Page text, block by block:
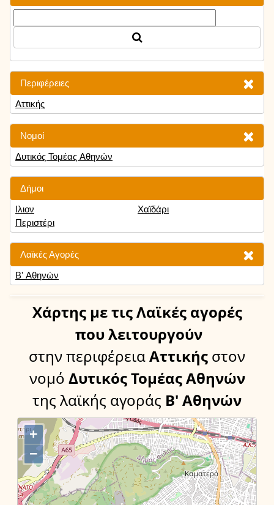
Περιφέρειες
Αττικής
Νομοί
Δυτικός Τομέας Αθηνών
Δήμοι
Ιλιον
Περιστέρι
Χαϊδάρι
Λαϊκές Αγορές
Β' Αθηνών
Χάρτης με τις Λαϊκές αγορές
που λειτουργούν
στην περιφέρειαΑττικής στον
νομό Δυτικός Τομέας Αθηνών
της λαϊκής αγοράς Β' Αθηνών
+
−